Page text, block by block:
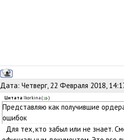
Дата: Четверг, 22 Февраля 2018,
Цитата Ikorkina( )
Представляю как получившие
ошибок
Для тех, кто забыл или не знает.